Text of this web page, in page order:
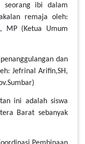
seorang ibi dalam
remaja oleh:
MP (Ketua Umum
dan
Jefrinal Arifin,SH,
ini adalah siswa
Barat sebanyak